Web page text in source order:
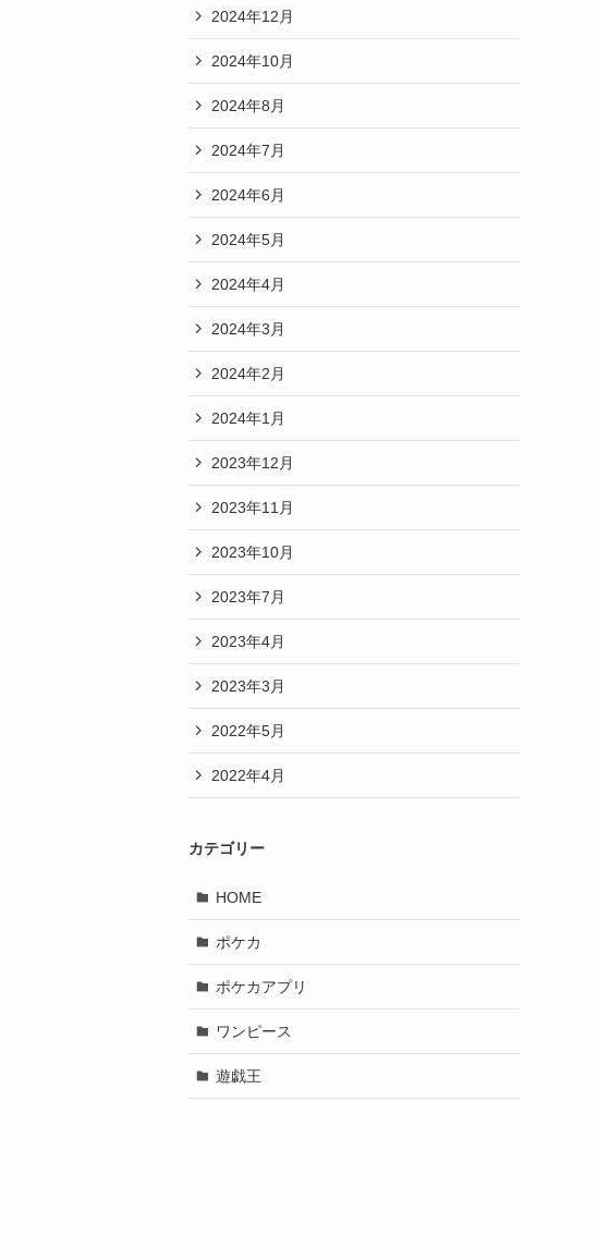
2024年12月
2024年10月
2024年8月
2024年7月
2024年6月
2024年5月
2024年4月
2024年3月
2024年2月
2024年1月
2023年12月
2023年11月
2023年10月
2023年7月
2023年4月
2023年3月
2022年5月
2022年4月
カテゴリー
HOME
ポケカ
ポケカアプリ
ワンピース
遊戯王